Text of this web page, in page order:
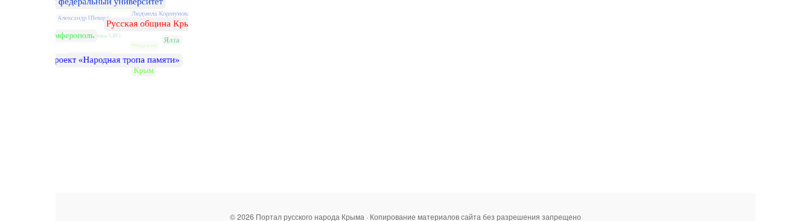
© 2026 Портал русского народа Крыма · Копирование материалов сайта без разрешения запрещено